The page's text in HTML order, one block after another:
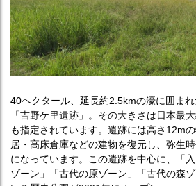
40ヘクタール、延長約2.5kmの濠に囲ま
「吉野ケ里遺跡」。その大きさは日本最
も指定されています。遺跡には高さ12m
居・高床倉庫などの建物を復元し、弥生
になっています。この遺跡を中心に、「
ゾーン」「古代の原ゾーン」「古代の森